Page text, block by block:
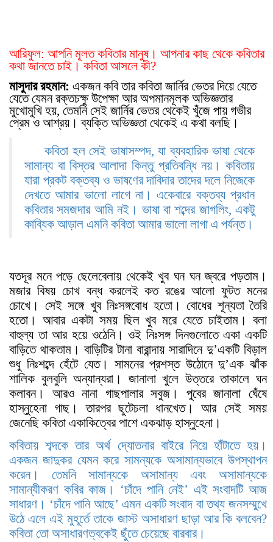
আরিফুল: আপনি মূলত কবিতার মানুষ। আপনার কাছ থেকে কবিতার
কথা জানতে চাই। কবিতা আসলে কী?
মাসুদার রহমান: একজন কবি তার কবিতা জার্নির ভেতর দিয়ে যেতে
যেতে যেমন রক্তচক্ষু উপেক্ষা আর অপমানমূলক অভিজ্ঞতার
মুখোমুখি হয়, তেমনি সেই জার্নির ভেতর থেকেই খুঁজে পায় গভীর
প্রেম ও আশ্রয়। ব্যক্তি অভিজ্ঞতা থেকেই এ কথা বলছি।
কবিতা হল সেই ভাষাসম্পদ, যা ব্যবহারিক ভাষা থেকে
সামান্য বা বিস্তর আলাদা কিন্তু প্রতিবন্ধি নয়। কবিতায়
যারা প্রকট বক্তব্য ও ভাষণের দাবিদার তাদের দলে নিজেকে
দেখতে আমার ভালো লাগে না। একেবারে বক্তব্য প্রধান
কবিতার সমজদার আমি নই। ভাষা বা শব্দের জাগলিং, একটু
কাব্যিক আড়াল এমনি কবিতা আমার ভালো লাগা এ পর্যন্ত।
যতদূর মনে পড়ে ছেলেবেলায় থেকেই খুব ঘন ঘন জ্বরে পড়তাম।
মজার বিষয় চোখ বন্ধ করলেই কত রঙের আলো ফুটত মনের
চোখে। সেই সঙ্গে খুব নিঃসঙ্গবোধ হতো। বোধের শূন্যতা তৈরি
হতো। আবার একটা সময় ছিল খুব মরে যেতে চাইতাম। বলা
বাহুল্য তা আর হয়ে ওঠেনি। ওই নিঃসঙ্গ দিনগুলোতে একা একটি
বাড়িতে থাকতাম। বাড়িটির টানা বারান্দায় সারাদিনে দু’একটি বিড়াল
শুধু নিঃশব্দে হেঁটে যেত। সামনের প্রশস্ত উঠোনে দু’এক ঝাঁক
শালিক বুলবুলি অন্যান্যরা। জানালা খুলে উত্তরে তাকালে ঘন
কলাবন। আরও নানা গাছপালার সবুজ। পুবের জানালা ঘেঁষে
হাস্নুহেনা গাছ। তারপর ছুটেচলা ধানখেত। আর সেই সময়
জেনেছি কবিতা একাকিত্বের পাশে একঝাড় হাস্নুহেনা।
কবিতায় শব্দকে তার অর্থ দ্যোতনার বাইরে নিয়ে হাঁটাতে হয়।
একজন জাদুকর যেমন করে সামন্যকে অসামান্যভাবে উপস্থাপন
করেন। তেমনি সামান্যকে অসামান্য এবং অসামান্যকে
সামান্যীকরণ কবির কাজ। ‘চাঁদে পানি নেই’ এই সংবাদটি আজ
সাধারণ। ‘চাঁদে পানি আছে’ এমন একটি সংবাদ বা তথ্য জনসম্মুখে
উঠে এলে এই মুহূর্তে তাকে জাস্ট অসাধারণ ছাড়া আর কি বলবেন?
কবিতা তো অসাধারণত্বকেই ছুঁতে চেয়েছে বারবার।